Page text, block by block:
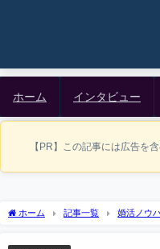
ホーム インタビュー
【PR】この記事には広告を
ホーム 記事一覧 婚活ノウ